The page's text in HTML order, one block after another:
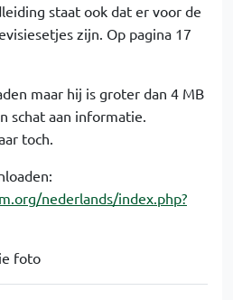
staat ook dat er voor de
zijn. Op pagina 17
maar hij is groter dan 4 MB
schat aan informatie.
toch.
nederlands/index.php?
foto